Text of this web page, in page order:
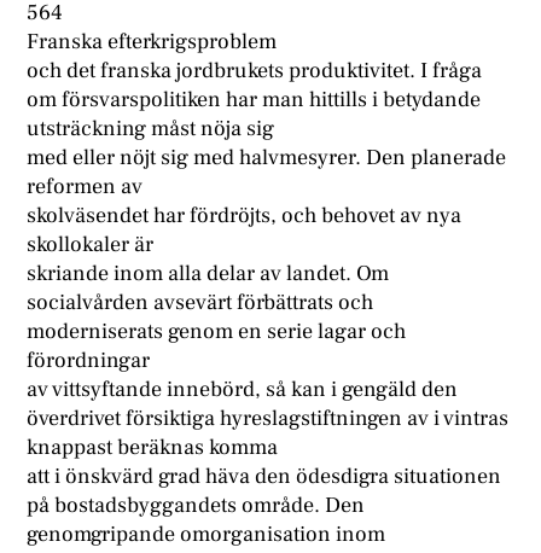
564
Franska efterkrigsproblem
och det franska jordbrukets produktivitet. I fråga
om försvarspolitiken har man hittills i betydande
utsträckning måst nöja sig
med eller nöjt sig med halvmesyrer. Den planerade
reformen av
skolväsendet har fördröjts, och behovet av nya
skollokaler är
skriande inom alla delar av landet. Om
socialvården avsevärt förbättrats och
moderniserats genom en serie lagar och
förordningar
av vittsyftande innebörd, så kan i gengäld den
överdrivet försiktiga hyreslagstiftningen av i vintras
knappast beräknas komma
att i önskvärd grad häva den ödesdigra situationen
på bostadsbyggandets område. Den
genomgripande omorganisation inom